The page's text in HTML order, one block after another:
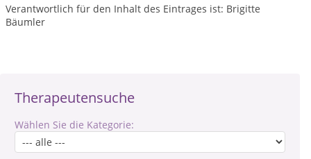
Therapeutensuche
Wählen Sie die Kategorie:
Verantwortlich für den Inhalt des Eintrages ist: Brigitte
Bäumler